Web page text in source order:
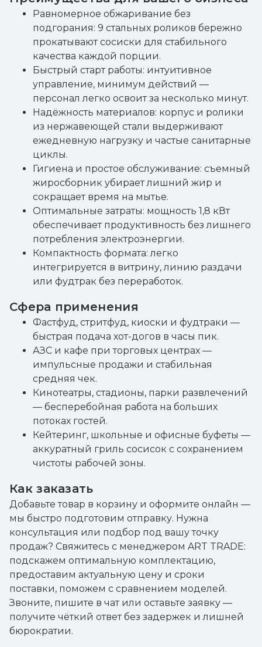
Равномерное обжаривание без
подгорания: 9 стальных роликов бережно
прокатывают сосиски для стабильного
качества каждой порции.
Быстрый старт работы: интуитивное
управление, минимум действий —
персонал легко освоит за несколько минут.
Надёжность материалов: корпус и ролики
из нержавеющей стали выдерживают
ежедневную нагрузку и частые санитарные
циклы.
Гигиена и простое обслуживание: съемный
жиросборник убирает лишний жир и
сокращает время на мытье.
Оптимальные затраты: мощность 1,8 кВт
обеспечивает продуктивность без лишнего
потребления электроэнергии.
Компактность формата: легко
интегрируется в витрину, линию раздачи
или фудтрак без переработок.
Сфера применения
Фастфуд, стритфуд, киоски и фудтраки —
быстрая подача хот-догов в часы пик.
АЗС и кафе при торговых центрах —
импульсные продажи и стабильная
средняя чек.
Кинотеатры, стадионы, парки развлечений
— бесперебойная работа на больших
потоках гостей.
Кейтеринг, школьные и офисные буфеты —
аккуратный гриль сосисок с сохранением
чистоты рабочей зоны.
Как заказать
Добавьте товар в корзину и оформите онлайн —
мы быстро подготовим отправку. Нужна
консультация или подбор под вашу точку
продаж? Свяжитесь с менеджером ART TRADE:
подскажем оптимальную комплектацию,
предоставим актуальную цену и сроки
поставки, поможем с сравнением моделей.
Звоните, пишите в чат или оставьте заявку —
получите чёткий ответ без задержек и лишней
бюрократии.